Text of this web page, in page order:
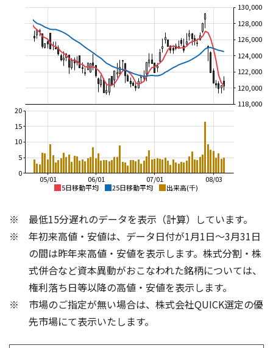
5日移動平均 25日移動平均 出来高(千)
08/03
07/01
06/01
05/01
118,000
120,000
122,000
124,000
126,000
128,000
130,000
0
5
10
15
20
115,000
125,000
130,000
135,000
140,000
5
10
110,000
130,000
140,000
150,000
160,000
15
最低15分遅れのデータを表示（計算）しています。
年初来高値・安値は、データ日付が1月1日～3月31日
の間は昨年来高値・安値を表示します。株式分割・株
式併合など資本異動がおこなわれた銘柄については、
権利落ち日等以降の高値・安値を表示します。
市場のご指定が無い場合は、株式会社QUICK選定の優
先市場にて表示いたします。